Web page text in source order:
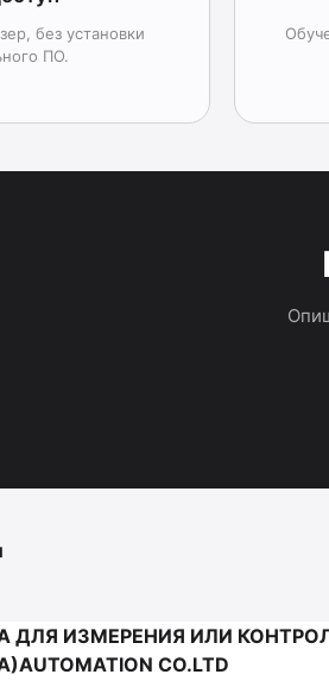
без установки
ПО.
ДЛЯ ИЗМЕРЕНИЯ ИЛИ
CO.LTD